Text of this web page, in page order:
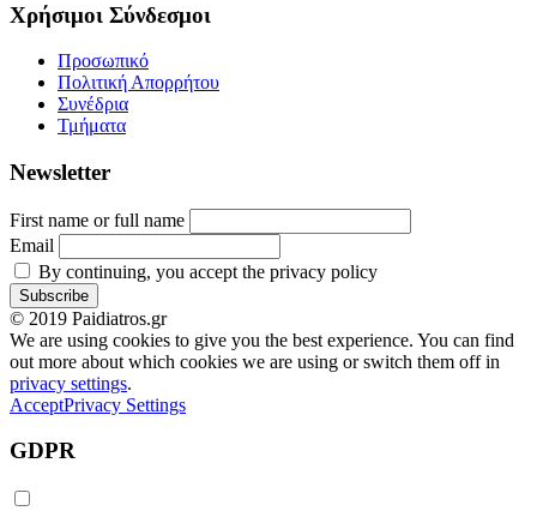
Χρήσιμοι Σύνδεσμοι
Προσωπικό
Πολιτική Απορρήτου
Συνέδρια
Τμήματα
Newsletter
First name or full name
Email
By continuing, you accept the privacy policy
© 2019 Paidiatros.gr
We are using cookies to give you the best experience. You can find
out more about which cookies we are using or switch them off in
privacy settings.
AcceptPrivacy Settings
GDPR